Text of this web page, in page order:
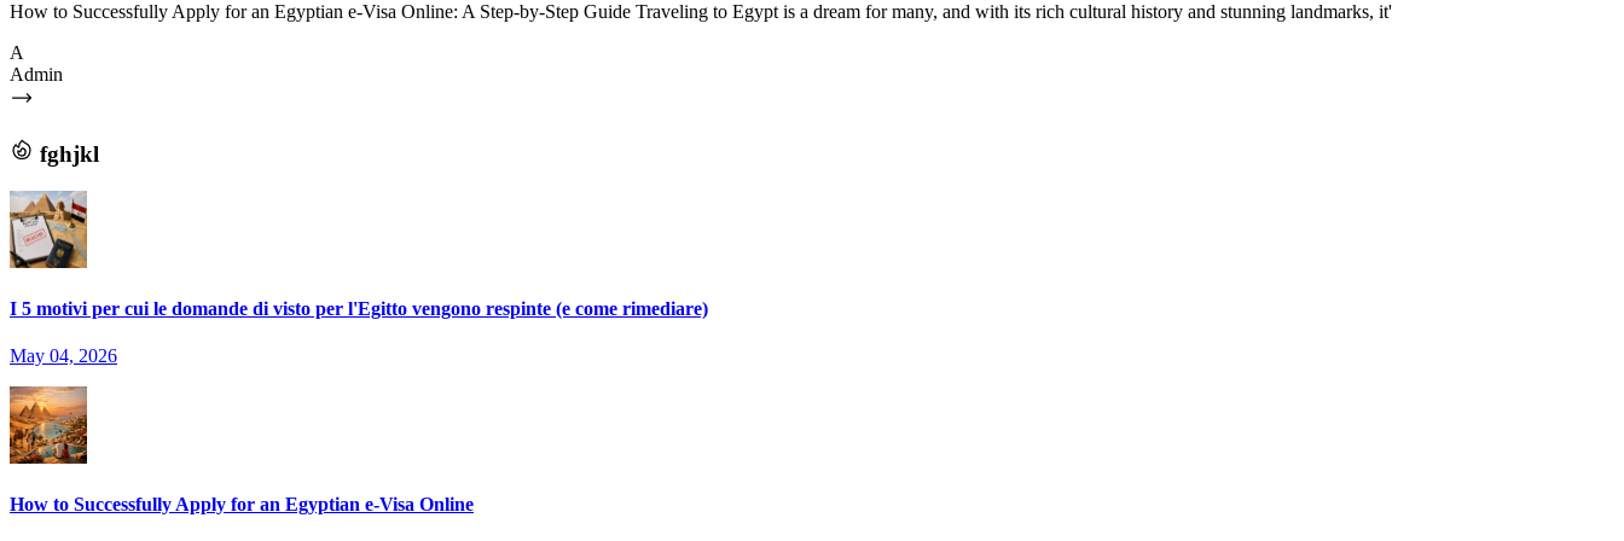
How to Successfully Apply for an Egyptian e-Visa Online: A Step-by-Step Guide Traveling to Egypt is a dream for many, and with its rich cultural history and stunning landmarks, it'
A
Admin
fghjkl
I 5 motivi per cui le domande di visto per l'Egitto vengono respinte (e come rimediare)
May 04, 2026
How to Successfully Apply for an Egyptian e-Visa Online